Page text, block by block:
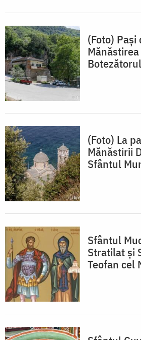
(Foto)
(Foto) La
Mănăstirii
Sfântul
Sfântul
Stratilat și
Teofan cel